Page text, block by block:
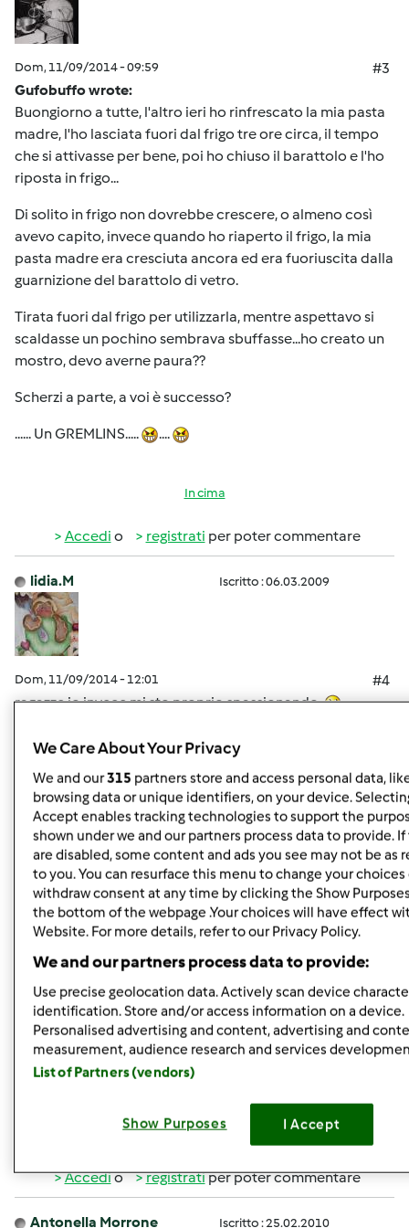
Dom, 11/09/2014 - 09:59
#3
Gufobuffo wrote:
Buongiorno a tutte, l'altro ieri ho rinfrescato la mia pasta
madre, l'ho lasciata fuori dal frigo tre ore circa, il tempo
che si attivasse per bene, poi ho chiuso il barattolo e l'ho
riposta in frigo...
Di solito in frigo non dovrebbe crescere, o almeno così
avevo capito, invece quando ho riaperto il frigo, la mia
pasta madre era cresciuta ancora ed era fuoriuscita dalla
guarnizione del barattolo di vetro.
Tirata fuori dal frigo per utilizzarla, mentre aspettavo si
scaldasse un pochino sembrava sbuffasse...ho creato un
mostro, devo averne paura??
Scherzi a parte, a voi è successo?
...... Un GREMLINS..... ....
In cima
Accedi o registrati per poter commentare
lidia.M Iscritto : 06.03.2009
Dom, 11/09/2014 - 12:01
#4
ragazze io invece mi sto proprio spassionando
ho iniziato a fine luglio quest'avventura tutta gasata ... ma
a tutt'oggi continuo a rinfrescarla e basta ... faccio ogni
tanto i grissini ma niente di più perchè non lievita ancora
in 3 ore. Tra l'altro ce l'ho ancora fuori dal frigo nella
ciotola con sopra la pellicola e mio marito inizia ad
essere stufo di vederla sempre in mezzo ai piedi come
dice lui (perchè non ho un posto nelle ante della cucina
dove metterla e nel micro ho dovuto smettere perchè mi
restava dentro un odoraccio che quando aprivi ti
stendeva!)
cosa devo fare per renderla adatta alla panificazione
ecc???? sono un pò stufa di avere sempre l'impegno del
rinfresco ogni due giorni per poi non avere nessun
"beneficio"
qualche consiglio?????
In cima
Accedio registratiper poter commentare
Antonella Morrone Iscritto : 25.02.2010
We Care About Your Privacy
We and our315 partners store and access personal data,
browsing data or unique identifiers, on your device.
Accept enables tracking technologies to support the
shown under we and our partners process data to provide.
are disabled, some content and ads you see may not be as
to you. You can resurface this menu to change your choices
withdraw consent at any time by clicking the Show
the bottom of the webpage .Your choices will have effect
Website. For more details, refer to our Privacy Policy.
We and our partners process data to provide:
Use precise geolocation data. Actively scan device
identification. Store and/or access information on a device.
Personalised advertising and content, advertising and
measurement, audience research and services
List of Partners (vendors)
Show Purposes I Accept